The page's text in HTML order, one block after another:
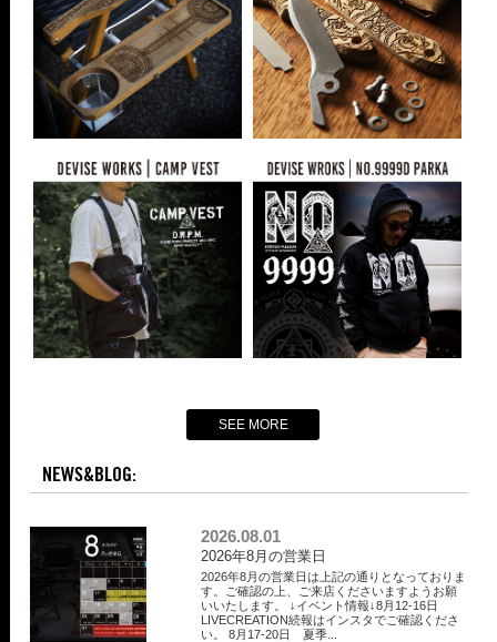
SEE MORE
NEWS&BLOG:
2026.08.01
2026年8月の営業日
2026年8月の営業日は上記の通りとなっておりま
す。ご確認の上、ご来店くださいますようお願
いいたします。 ↓イベント情報↓8月12-16日
LIVECREATION続報はインスタでご確認くださ
い。 8月17-20日 夏季...